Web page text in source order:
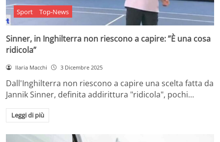
Sport Top-News
Sinner, in Inghilterra non riescono a capire: ”È una cosa
ridicola”
Ilaria Macchi 3 Dicembre 2025
Dall'Inghilterra non riescono a capire una scelta fatta da
Jannik Sinner, definita addirittura "ridicola", pochi…
Leggi di più